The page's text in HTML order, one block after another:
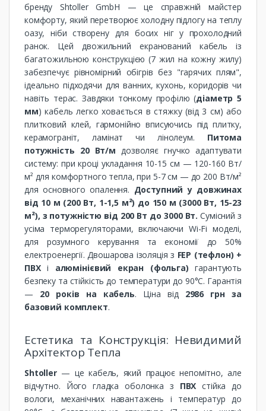
бренду Shtoller GmbH — це справжній майстер
комфорту, який перетворює холодну підлогу на теплу
оазу, ніби створену для босих ніг у прохолодний
ранок. Цей двожильний екранований кабель із
багатожильною конструкцією (7 жил на кожну жилу)
забезпечує рівномірний обігрів без "гарячих плям",
ідеально підходячи для ванних, кухонь, коридорів чи
навіть терас. Завдяки тонкому профілю (діаметр 5
мм) кабель легко ховається в стяжку (від 3 см) або
плитковий клей, гармонійно вписуючись під плитку,
керамограніт, ламінат чи лінолеум. Питома
потужність 20 Вт/м дозволяє гнучко адаптувати
систему: при кроці укладання 10-15 см — 120-160 Вт/
м² для комфортного тепла, при 5-7 см — до 200 Вт/м²
для основного опалення. Доступний у довжинах
від 10 м (200 Вт, 1-1,5 м²) до 150 м (3000 Вт, 15-23
м²), з потужністю від 200 Вт до 3000 Вт. Сумісний з
усіма терморегуляторами, включаючи Wi-Fi моделі,
для розумного керування та економії до 50%
електроенергії. Двошарова ізоляція з FEP (тефлон) +
ПВХі алюмінієвий екран (фольга) гарантують
безпеку та стійкість до температури до 90°C. Гарантія
— 20 років на кабель. Ціна від 2986 грн за
базовий комплект.
Естетика та Конструкція: Невидимий
Архітектор Тепла
Shtoller— це кабель, який працює непомітно, але
відчутно. Його гладка оболонка з ПВХ стійка до
вологи, механічних навантажень і температур до